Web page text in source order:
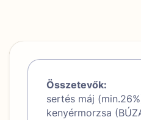
Összetevők:
sertés máj
kenyérmorzsa